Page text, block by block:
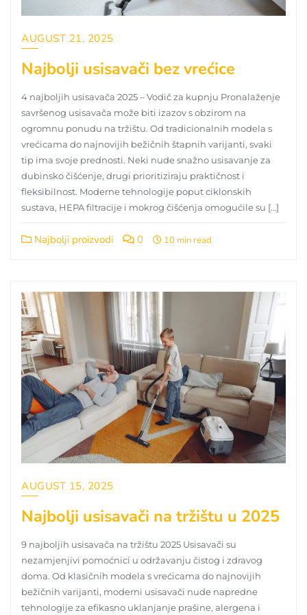
AUGUST 21, 2025
Najbolji usisavači bez vrećice
4 najboljih usisavača 2025 – Vodič za kupnju Pronalaženje
savršenog usisavača može biti izazov s obzirom na
ogromnu ponudu na tržištu. Od tradicionalnih modela s
vrećicama do najnovijih bežičnih štapnih varijanti, svaki
tip ima svoje prednosti. Neki nude snažno usisavanje za
dubinsko čišćenje, drugi prioritiziraju praktičnost i
fleksibilnost. Moderne tehnologije poput ciklonskih
sustava, HEPA filtracije i mokrog čišćenja omogućile su […]
Najbolji proizvodi 0 10 min read
AUGUST 15, 2025
Najbolji usisavači na tržištu u 2025
9 najboljih usisavača na tržištu 2025 Usisavači su
nezamjenjivi pomoćnici u održavanju čistog i zdravog
doma. Od klasičnih modela s vrećicama do najnovijih
bežičnih varijanti, moderni usisavači nude napredne
tehnologije za efikasno uklanjanje prašine, alergena i